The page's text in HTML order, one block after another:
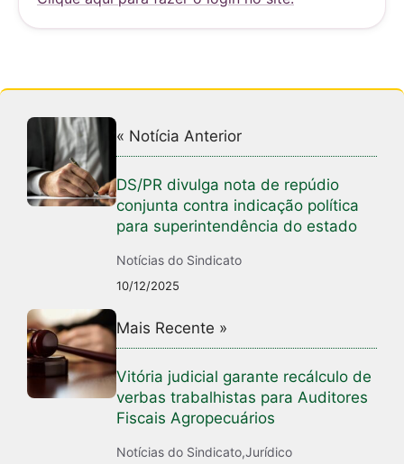
p o
k
« Notícia Anterior
DS/PR divulga nota de repúdio
conjunta contra indicação política
para superintendência do estado
Notícias do Sindicato
10/12/2025
Mais Recente »
Vitória judicial garante recálculo de
verbas trabalhistas para Auditores
Fiscais Agropecuários
Notícias do Sindicato,Jurídico